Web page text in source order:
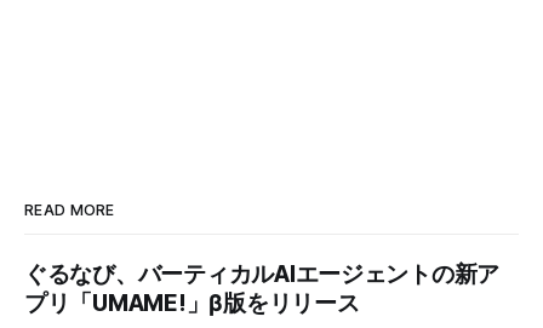
READ MORE
ぐるなび、バーティカルAIエージェントの新ア
プリ「UMAME!」β版をリリース